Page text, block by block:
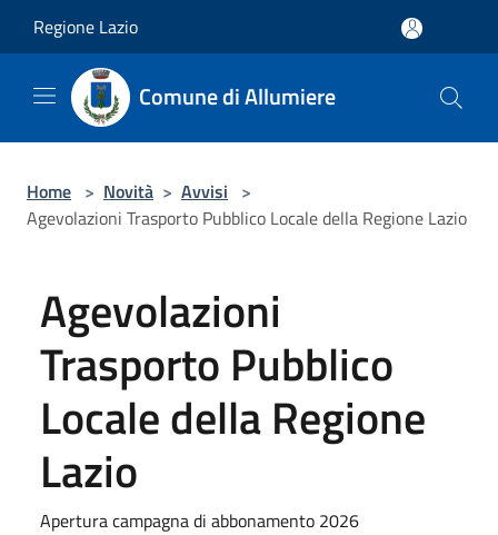
Regione Lazio
Comune di Allumiere
Home > Novità > Avvisi >
Agevolazioni Trasporto Pubblico Locale della Regione Lazio
Agevolazioni
Trasporto Pubblico
Locale della Regione
Lazio
Apertura campagna di abbonamento 2026